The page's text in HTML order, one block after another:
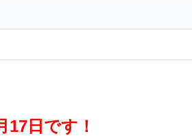
17日です！